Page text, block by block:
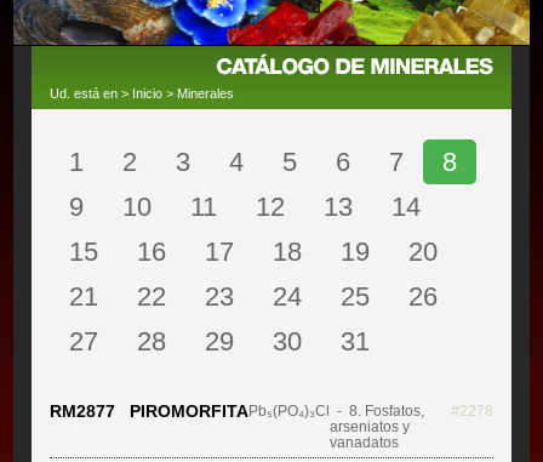
Ud. está en > Inicio > Minerales
1 2 3 4 5 6 7
8
9
10 11 12 13
14
15
16 17 18 19
20
21
22 23 24 25
26
27
28 29 30 31
RM2877 PIROMORFITAPb₅(PO₄)₃Cl
- 8. Fosfatos,
arseniatos y
vanadatos
#2278